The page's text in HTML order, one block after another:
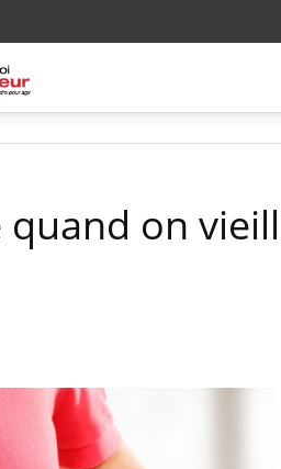
on